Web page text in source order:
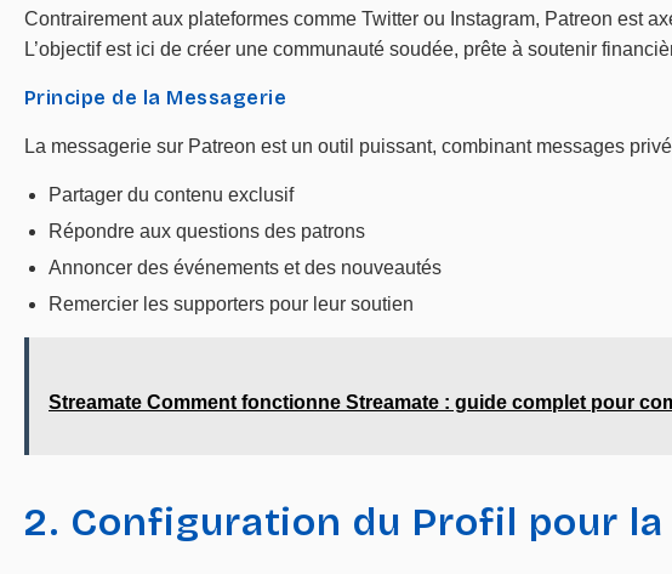
Contrairement aux plateformes comme Twitter ou Instagram, Patreon est
L’objectif est ici de créer une communauté soudée, prête à soutenir
Principe de la Messagerie
La messagerie sur Patreon est un outil puissant, combinant messages
Partager du contenu exclusif
Répondre aux questions des patrons
Annoncer des événements et des nouveautés
Remercier les supporters pour leur soutien
Streamate Comment fonctionne Streamate : guide complet pour
2. Configuration du Profil pour